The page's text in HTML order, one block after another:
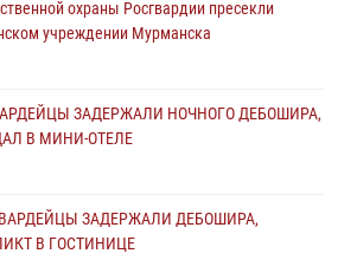
охраны Росгвардии пресекли
РОСГВАРДИИ ЗАДЕРЖАЛИ
охраны Росгвардии пресекли
учреждении Мурманска
ЗАДЕРЖАЛИ НОЧНОГО ДЕБОШИРА,
В МИНИ-ОТЕЛЕ
ЗАДЕРЖАЛИ ДЕБОШИРА,
В ГОСТИНИЦЕ